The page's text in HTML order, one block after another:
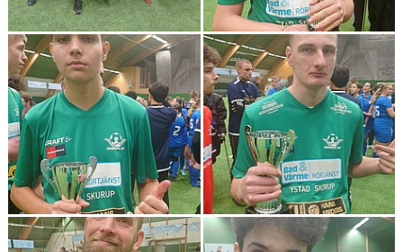
GÄSTBOK